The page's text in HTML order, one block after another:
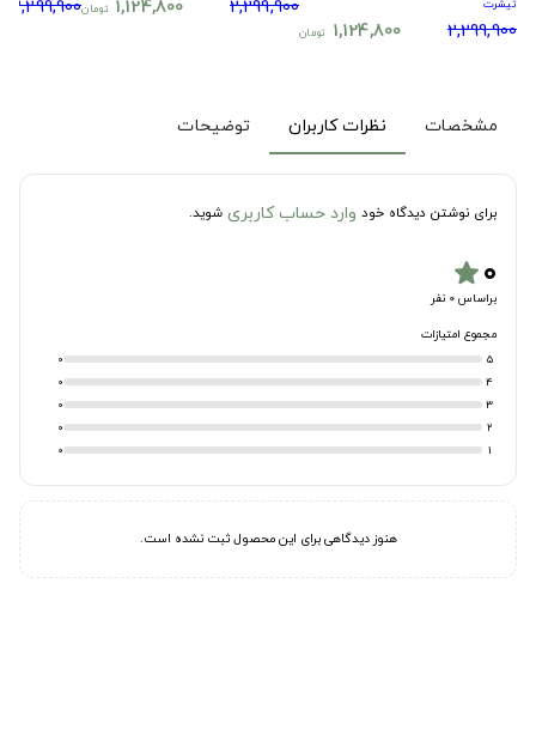
2,299,900
1,124,800 تومان
2,299,900
1,124,800 تومان2,299,900
مشخصات نظرات کاربران توضیحات
برای نوشتن دیدگاه خود وارد حساب کاربری شوید.
۰star
براساس 0 نفر
مجموع امتیازات
5
0
4
0
3
0
2
0
1
0
هنوز دیدگاهی برای این محصول ثبت نشده است.